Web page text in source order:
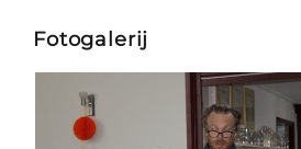
Fotogalerij